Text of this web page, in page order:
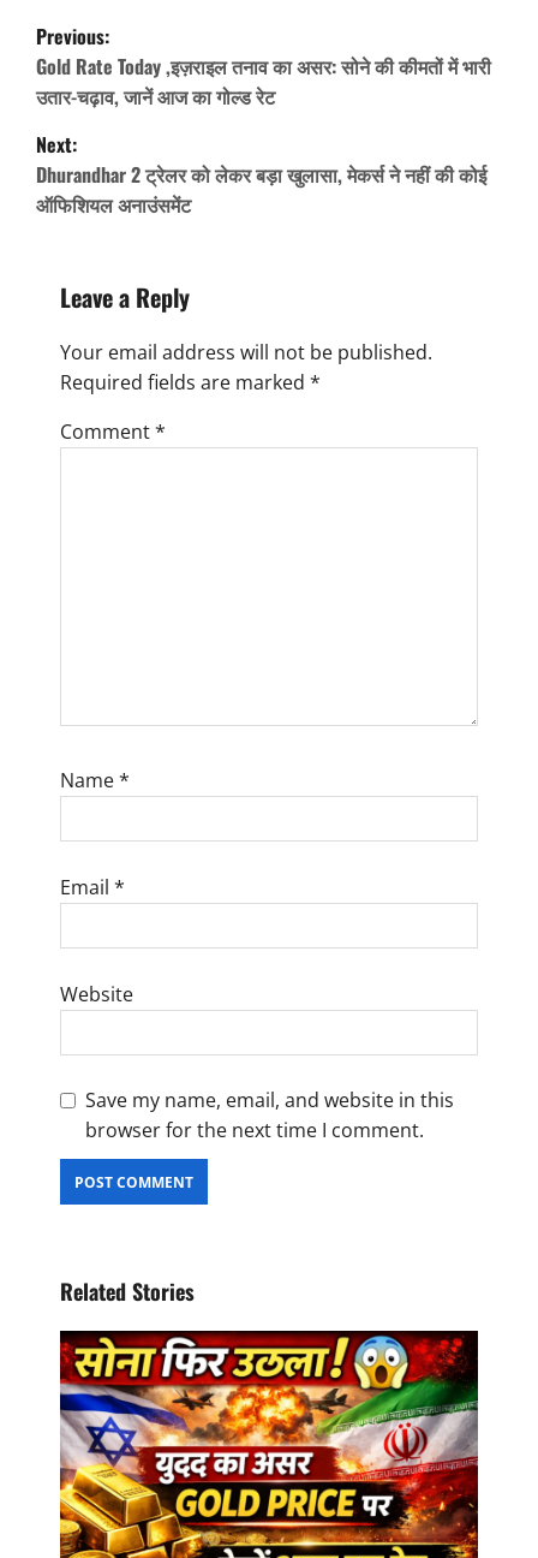
P
o
s
t
n
a
Previous:
Gold Rate Today ,इज़राइल तनाव का असर: सोने की कीमतों में भारी
उतार-चढ़ाव, जानें आज का गोल्ड रेट
Next:
Dhurandhar 2 ट्रेलर को लेकर बड़ा खुलासा, मेकर्स ने नहीं की कोई
ऑफिशियल अनाउंसमेंट
Leave a Reply
Your email address will not be published.
Required fields are marked *
Comment*
Name*
Email *
Website
Save my name, email, and website in this
browser for the next time I comment.
Related Stories